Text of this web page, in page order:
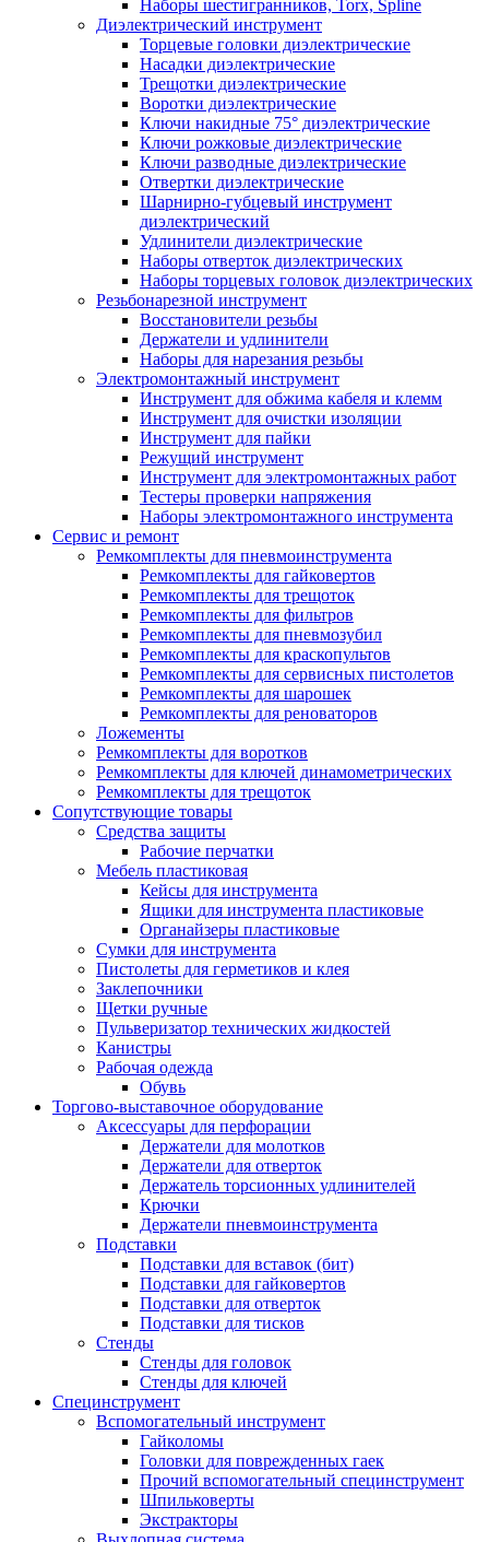
Наборы шестигранников, Torx, Spline
Диэлектрический инструмент
Торцевые головки диэлектрические
Насадки диэлектрические
Трещотки диэлектрические
Воротки диэлектрические
Ключи накидные 75° диэлектрические
Ключи рожковые диэлектрические
Ключи разводные диэлектрические
Отвертки диэлектрические
Шарнирно-губцевый инструмент
диэлектрический
Удлинители диэлектрические
Наборы отверток диэлектрических
Наборы торцевых головок диэлектрических
Резьбонарезной инструмент
Восстановители резьбы
Держатели и удлинители
Наборы для нарезания резьбы
Электромонтажный инструмент
Инструмент для обжима кабеля и клемм
Инструмент для очистки изоляции
Инструмент для пайки
Режущий инструмент
Инструмент для электромонтажных работ
Тестеры проверки напряжения
Наборы электромонтажного инструмента
Сервис и ремонт
Ремкомплекты для пневмоинструмента
Ремкомплекты для гайковертов
Ремкомплекты для трещоток
Ремкомплекты для фильтров
Ремкомплекты для пневмозубил
Ремкомплекты для краскопультов
Ремкомплекты для сервисных пистолетов
Ремкомплекты для шарошек
Ремкомплекты для реноваторов
Ложементы
Ремкомплекты для воротков
Ремкомплекты для ключей динамометрических
Ремкомплекты для трещоток
Сопутствующие товары
Средства защиты
Рабочие перчатки
Мебель пластиковая
Кейсы для инструмента
Ящики для инструмента пластиковые
Органайзеры пластиковые
Сумки для инструмента
Пистолеты для герметиков и клея
Заклепочники
Щетки ручные
Пульверизатор технических жидкостей
Канистры
Рабочая одежда
Обувь
Торгово-выставочное оборудование
Аксессуары для перфорации
Держатели для молотков
Держатели для отверток
Держатель торсионных удлинителей
Крючки
Держатели пневмоинструмента
Подставки
Подставки для вставок (бит)
Подставки для гайковертов
Подставки для отверток
Подставки для тисков
Стенды
Стенды для головок
Стенды для ключей
Специнструмент
Вспомогательный инструмент
Гайколомы
Головки для поврежденных гаек
Прочий вспомогательный специнструмент
Шпильковерты
Экстракторы